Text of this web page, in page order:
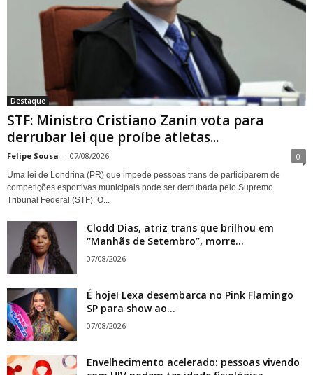
Destaque
STF: Ministro Cristiano Zanin vota para
derrubar lei que proíbe atletas...
Felipe Sousa - 07/08/2026 0
Uma lei de Londrina (PR) que impede pessoas trans de participarem de
competições esportivas municipais pode ser derrubada pelo Supremo
Tribunal Federal (STF). O...
Clodd Dias, atriz trans que brilhou em
“Manhãs de Setembro”, morre...
07/08/2026
É hoje! Lexa desembarca no Pink Flamingo
SP para show ao...
07/08/2026
Envelhecimento acelerado: pessoas vivendo